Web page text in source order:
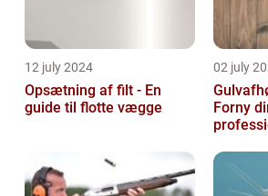
12 july 2024
Opsætning af filt - En
guide til flotte vægge
02 july
Forny